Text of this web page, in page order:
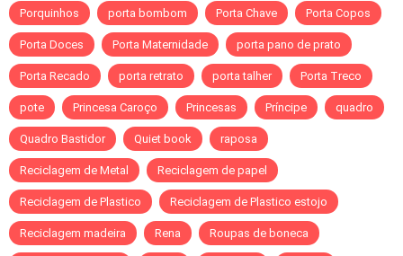
Porquinhos porta bombom Porta Chave Porta Copos
Porta Doces Porta Maternidade porta pano de prato
Porta Recado porta retrato porta talher Porta Treco
pote Princesa Caroço Princesas Príncipe quadro
Quadro Bastidor Quiet book raposa
Reciclagem de Metal Reciclagem de papel
Reciclagem de Plastico Reciclagem de Plastico estojo
Reciclagem madeira Rena Roupas de boneca